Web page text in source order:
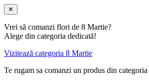
✕
Vrei să comanzi flori de 8 Martie?
Alege din categoria dedicată!
Vizitează categoria 8 Martie
Te rugam sa comanzi un produs din